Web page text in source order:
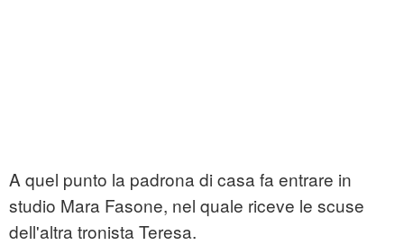
A quel punto la padrona di casa fa entrare in
studio Mara Fasone, nel quale riceve le scuse
dell'altra tronista Teresa.